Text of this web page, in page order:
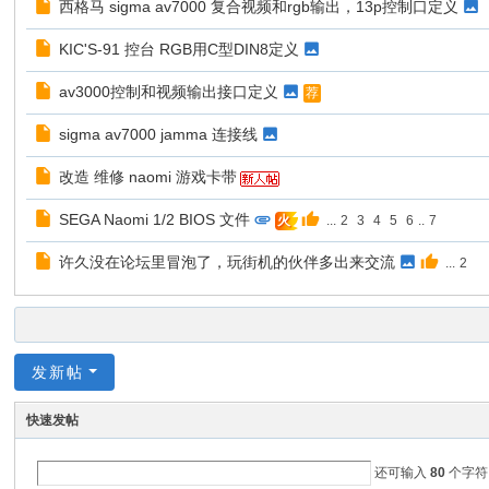
西格马 sigma av7000 复合视频和rgb输出，13p控制口定义
KIC'S-91 控台 RGB用C型DIN8定义
av3000控制和视频输出接口定义 荐
sigma av7000 jamma 连接线
改造 维修 naomi 游戏卡带
SEGA Naomi 1/2 BIOS 文件 火 ... 2 3 4 5 6 .. 7
许久没在论坛里冒泡了，玩街机的伙伴多出来交流 ... 2
发新帖
快速发帖
还可输入80 个字符